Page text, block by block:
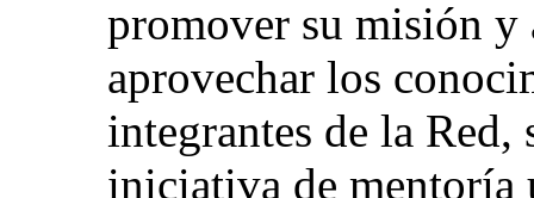
promover su misión
aprovechar los
integrantes de la Red,
iniciativa de mentoría